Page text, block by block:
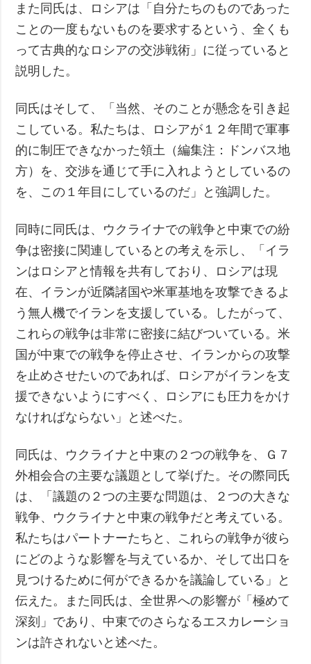
また同氏は、ロシアは「自分たちのものであった
ことの一度もないものを要求するという、全くも
って古典的なロシアの交渉戦術」に従っていると
説明した。
同氏はそして、「当然、そのことが懸念を引き起
こしている。私たちは、ロシアが１２年間で軍事
的に制圧できなかった領土（編集注：ドンバス地
方）を、交渉を通じて手に入れようとしているの
を、この１年目にしているのだ」と強調した。
同時に同氏は、ウクライナでの戦争と中東での紛
争は密接に関連しているとの考えを示し、「イラ
ンはロシアと情報を共有しており、ロシアは現
在、イランが近隣諸国や米軍基地を攻撃できるよ
う無人機でイランを支援している。したがって、
これらの戦争は非常に密接に結びついている。米
国が中東での戦争を停止させ、イランからの攻撃
を止めさせたいのであれば、ロシアがイランを支
援できないようにすべく、ロシアにも圧力をかけ
なければならない」と述べた。
同氏は、ウクライナと中東の２つの戦争を、Ｇ７
外相会合の主要な議題として挙げた。その際同氏
は、「議題の２つの主要な問題は、２つの大きな
戦争、ウクライナと中東の戦争だと考えている。
私たちはパートナーたちと、これらの戦争が彼ら
にどのような影響を与えているか、そして出口を
見つけるために何ができるかを議論している」と
伝えた。また同氏は、全世界への影響が「極めて
深刻」であり、中東でのさらなるエスカレーショ
ンは許されないと述べた。